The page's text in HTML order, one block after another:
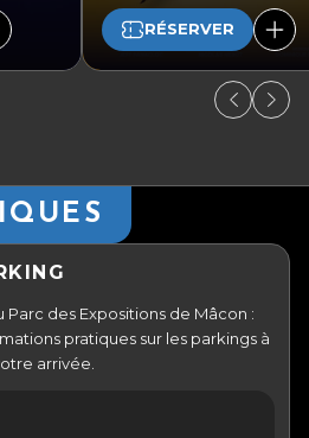
RÉSERVER
des Expositions de Mâcon :
pratiques sur les parkings à
arrivée.